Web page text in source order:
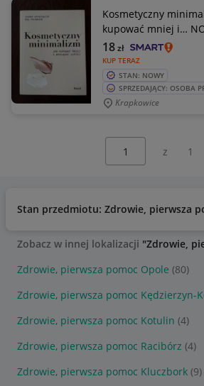
Kosmetyczny
kupować mniej i…
KUP TERAZ
18zł
STAN: NOWY
SPRZEDAJĄCY: OSOBA
Krapkowice
z 1
Stan przedmiotu: Zdrowie, pierwsza
Zobacz w innej lokalizacji "Zdrowie,
Zdrowie, pierwsza pomoc Opole (80)
Zdrowie, pierwsza pomoc Kędzierzyn-
Zdrowie, pierwsza pomoc Kotulin (4)
Zdrowie, pierwsza pomoc Racibórz (4)
Zdrowie, pierwsza pomoc Kluczbork (9)